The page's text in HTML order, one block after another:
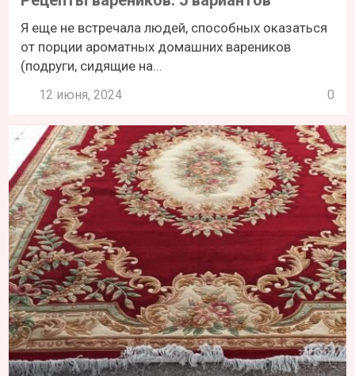
Я еще не встречала людей, способных оказаться
от порции ароматных домашних вареников
(подруги, сидящие на...
12 июня, 2024 0